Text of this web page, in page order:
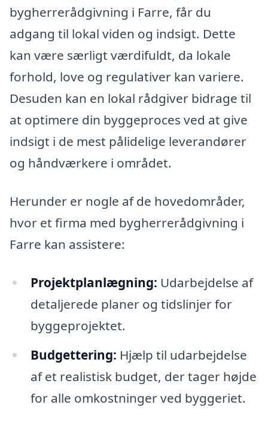
bygherrerådgivning i Farre, får du
adgang til lokal viden og indsigt. Dette
kan være særligt værdifuldt, da lokale
forhold, love og regulativer kan variere.
Desuden kan en lokal rådgiver bidrage til
at optimere din byggeproces ved at give
indsigt i de mest pålidelige leverandører
og håndværkere i området.
Herunder er nogle af de hovedområder,
hvor et firma med bygherrerådgivning i
Farre kan assistere:
Projektplanlægning: Udarbejdelse af
detaljerede planer og tidslinjer for
byggeprojektet.
Budgettering: Hjælp til udarbejdelse
af et realistisk budget, der tager højde
for alle omkostninger ved byggeriet.